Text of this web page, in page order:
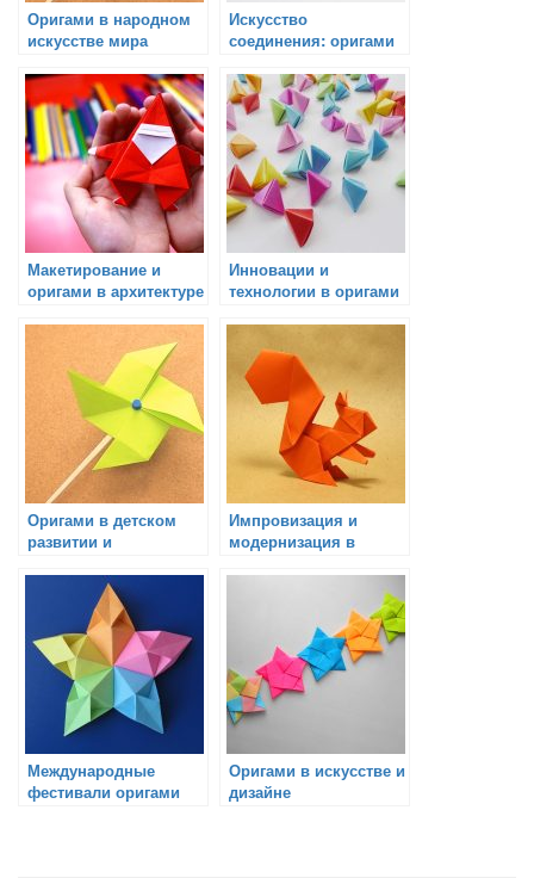
Оригами в народном
искусстве мира
Искусство
соединения: оригами
Макетирование и
оригами в архитектуре
Инновации и
технологии в оригами
Оригами в детском
развитии и
Импровизация и
модернизация в
Международные
фестивали оригами
Оригами в искусстве и
дизайне